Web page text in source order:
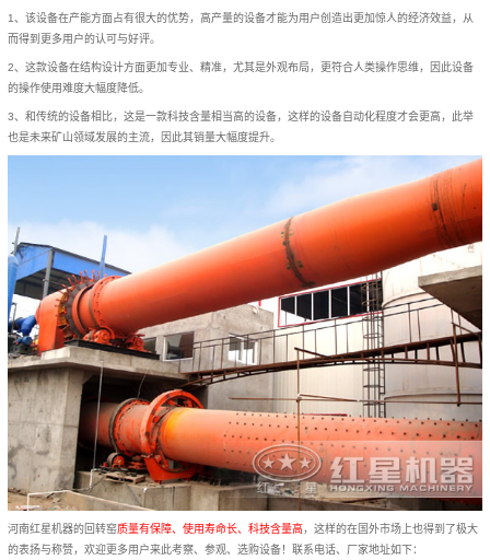
1、该设备在产能方面占有很大的优势，高产量的设备才能为用户创造出更加惊人的经济效益，从
而得到更多用户的认可与好评。
2、这款设备在结构设计方面更加专业、精准，尤其是外观布局，更符合人类操作思维，因此设备
的操作使用难度大幅度降低。
3、和传统的设备相比，这是一款科技含量相当高的设备，这样的设备自动化程度才会更高，此举
也是未来矿山领域发展的主流，因此其销量大幅度提升。
河南红星机器的回转窑质量有保障、使用寿命长、科技含量高，这样的在国外市场上也得到了极大
的表扬与称赞，欢迎更多用户来此考察、参观、选购设备！联系电话、厂家地址如下：